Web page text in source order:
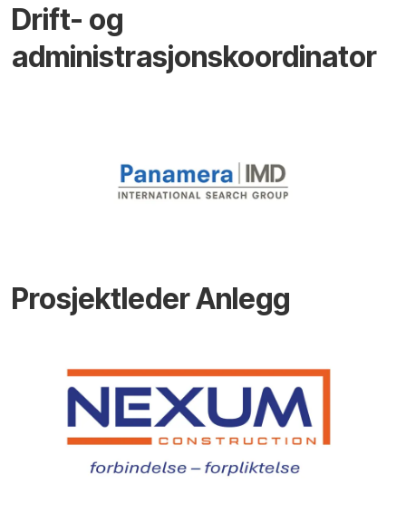
Drift- og
administrasjonskoordinator
Prosjektleder Anlegg